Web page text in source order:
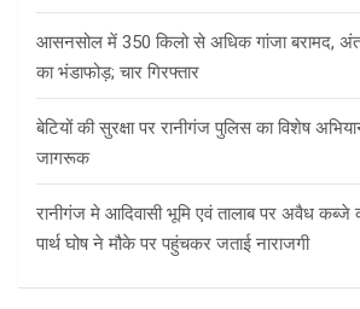
आसनसोल में 350 किलो से अधिक गांजा बरामद,
का भंडाफोड़; चार गिरफ्तार
बेटियों की सुरक्षा पर रानीगंज पुलिस का विशेष
जागरूक
रानीगंज मे आदिवासी भूमि एवं तालाब पर अवैध कब्जे
पार्थ घोष ने मौके पर पहुंचकर जताई नाराजगी